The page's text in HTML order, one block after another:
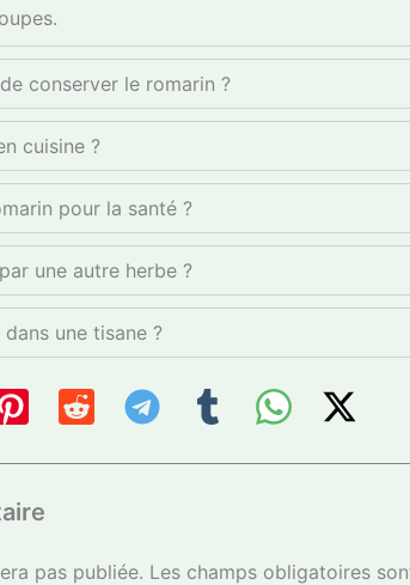
conserver le romarin ?
cuisine ?
pour la santé ?
une autre herbe ?
une tisane ?
pas publiée. Les champs obligatoires